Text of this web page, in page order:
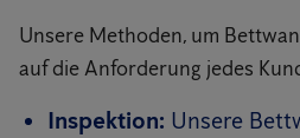
Unsere Methoden, um
auf die Anforderung jedes
Inspektion: Unsere